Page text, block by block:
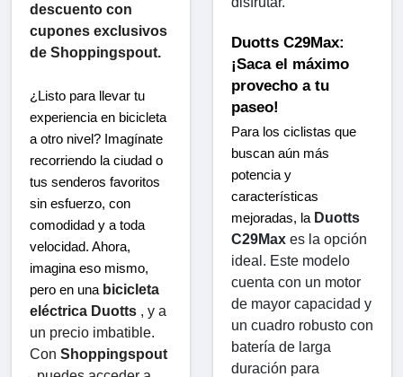
descuento con
cupones exclusivos
de Shoppingspout.
¿Listo para llevar tu
experiencia en bicicleta
a otro nivel? Imagínate
recorriendo la ciudad o
tus senderos favoritos
sin esfuerzo, con
comodidad y a toda
velocidad. Ahora,
imagina eso mismo,
pero en una bicicleta
eléctrica Duotts , y a
un precio imbatible.
Con Shoppingspout
Duotts ​​C29Max:
¡Saca el máximo
provecho a tu
paseo!
Para los ciclistas que
buscan aún más
potencia y
características
mejoradas, la Duotts ​​
C29Max es la opción
ideal. Este modelo
cuenta con un motor
de mayor capacidad y
un cuadro robusto con
batería de larga
duración para